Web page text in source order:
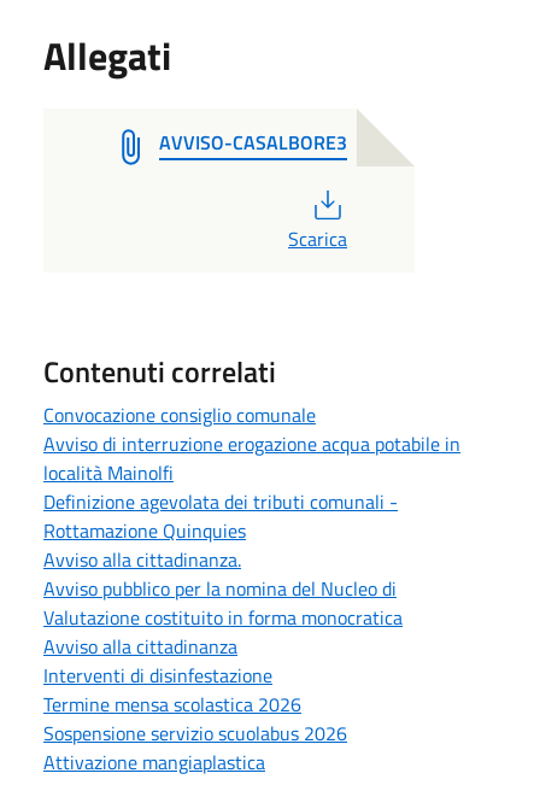
Allegati
AVVISO-CASALBORE3
Scarica
Contenuti correlati
Convocazione consiglio comunale
Avviso di interruzione erogazione acqua potabile in
località Mainolfi
Definizione agevolata dei tributi comunali -
Rottamazione Quinquies
Avviso alla cittadinanza.
Avviso pubblico per la nomina del Nucleo di
Valutazione costituito in forma monocratica
Avviso alla cittadinanza
Interventi di disinfestazione
Termine mensa scolastica 2026
Sospensione servizio scuolabus 2026
Attivazione mangiaplastica